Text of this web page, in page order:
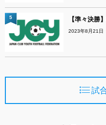
【準々決勝
2023年8月21日
5
試